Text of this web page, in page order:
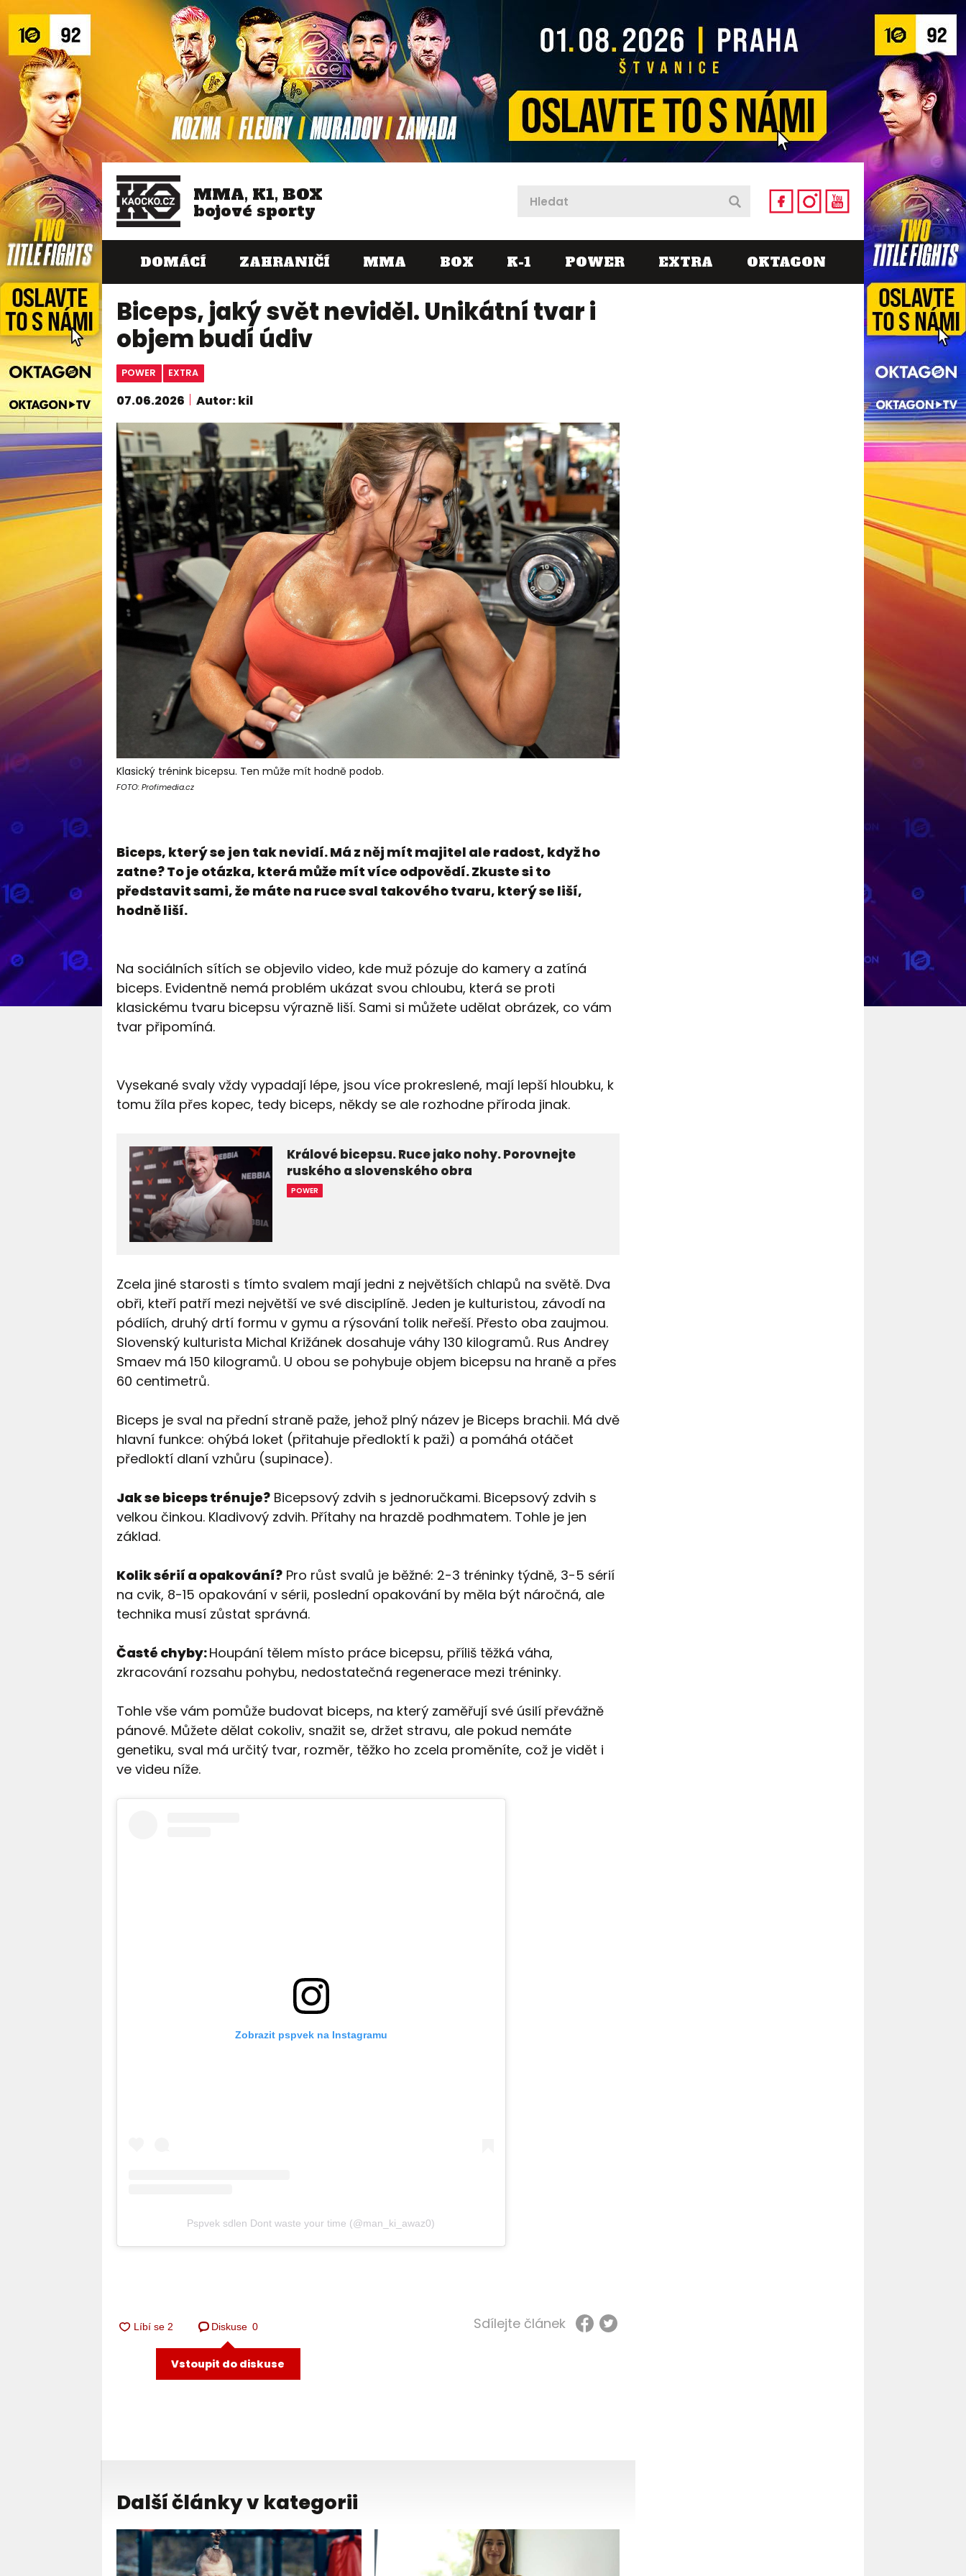
MMA, K1, BOX
bojové sporty
DOMÁCÍ ZAHRANIČÍ MMA BOX K-1 POWER EXTRA OKTAGON
Biceps, jaký svět neviděl. Unikátní tvar i
objem budí údiv
POWER EXTRA
07.06.2026 Autor: kil
Klasický trénink bicepsu. Ten může mít hodně podob.
FOTO: Profimedia.cz
Biceps, který se jen tak nevidí. Má z něj mít majitel ale radost, když ho
zatne? To je otázka, která může mít více odpovědí. Zkuste si to
představit sami, že máte na ruce sval takového tvaru, který se liší,
hodně liší.
Na sociálních sítích se objevilo video, kde muž pózuje do kamery a zatíná
biceps. Evidentně nemá problém ukázat svou chloubu, která se proti
klasickému tvaru bicepsu výrazně liší. Sami si můžete udělat obrázek, co vám
tvar připomíná.
Vysekané svaly vždy vypadají lépe, jsou více prokreslené, mají lepší hloubku, k
tomu žíla přes kopec, tedy biceps, někdy se ale rozhodne příroda jinak.
Králové bicepsu. Ruce jako nohy. Porovnejte
ruského a slovenského obra
POWER
Zcela jiné starosti s tímto svalem mají jedni z největších chlapů na světě. Dva
obři, kteří patří mezi největší ve své disciplíně. Jeden je kulturistou, závodí na
pódiích, druhý drtí formu v gymu a rýsování tolik neřeší. Přesto oba zaujmou.
Slovenský kulturista Michal Križánek dosahuje váhy 130 kilogramů. Rus Andrey
Smaev má 150 kilogramů. U obou se pohybuje objem bicepsu na hraně a přes
60 centimetrů.
Biceps je sval na přední straně paže, jehož plný název je Biceps brachii. Má dvě
hlavní funkce: ohýbá loket (přitahuje předloktí k paži) a pomáhá otáčet
předloktí dlaní vzhůru (supinace).
Jak se biceps trénuje?Bicepsový zdvih s jednoručkami. Bicepsový zdvih s
velkou činkou. Kladivový zdvih. Přítahy na hrazdě podhmatem. Tohle je jen
základ.
Kolik sérií a opakování?Pro růst svalů je běžné: 2-3 tréninky týdně, 3-5 sérií
na cvik, 8-15 opakování v sérii, poslední opakování by měla být náročná, ale
technika musí zůstat správná.
Časté chyby:Houpání tělem místo práce bicepsu, příliš těžká váha,
zkracování rozsahu pohybu, nedostatečná regenerace mezi tréninky.
Tohle vše vám pomůže budovat biceps, na který zaměřují své úsilí převážně
pánové. Můžete dělat cokoliv, snažit se, držet stravu, ale pokud nemáte
genetiku, sval má určitý tvar, rozměr, těžko ho zcela proměníte, což je vidět i
ve videu níže.
Zobrazit pspvek na Instagramu
Pspvek sdlen Dont waste your time (@man_ki_awaz0)
Diskuse 0
Vstoupit do diskuse
Sdílejte článek
Další články v kategorii